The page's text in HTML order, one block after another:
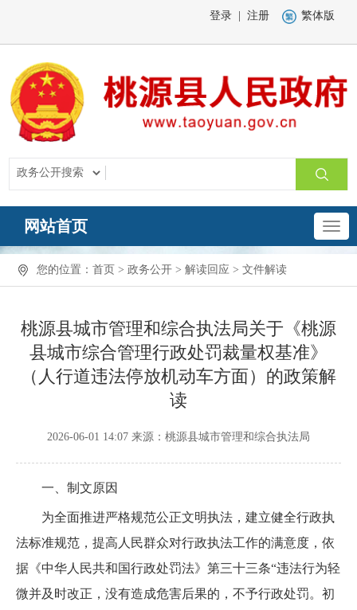
登录 注册 繁体版
网站首页
您的位置： 首页 > 政务公开 > 解读回应 > 文件解读
桃源县城市管理和综合执法局关于《桃源
县城市综合管理行政处罚裁量权基准》
（人行道违法停放机动车方面）的政策解
读
2026-06-01 14:07 来源：桃源县城市管理和综合执法局
一、制文原因
为全面推进严格规范公正文明执法，建立健全行政执
法标准规范，提高人民群众对行政执法工作的满意度，依
据《中华人民共和国行政处罚法》第三十三条“违法行为轻
微并及时改正，没有造成危害后果的，不予行政处罚。初